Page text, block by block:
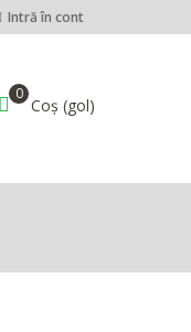
Intră în cont
Coș
0
(gol)